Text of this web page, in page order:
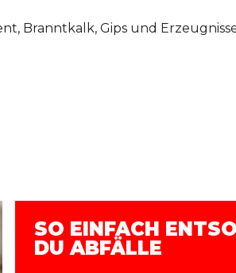
Branntkalk, Gips und
SO EINFACH
DU ABFÄLLE